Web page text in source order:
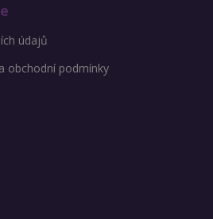
údajů
obchodní podmínky